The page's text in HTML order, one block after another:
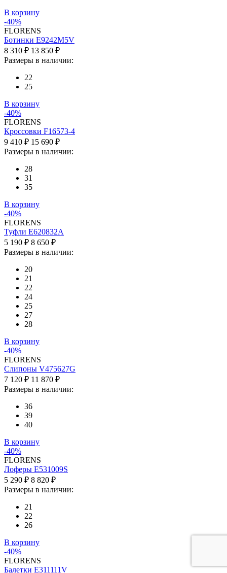
В корзину
-40%
FLORENS
Ботинки E9242M5V
8 310 ₽ 13 850 ₽
Размеры в наличии:
22
25
В корзину
-40%
FLORENS
Кроссовки F16573-4
9 410 ₽ 15 690 ₽
Размеры в наличии:
28
31
35
В корзину
-40%
FLORENS
Туфли E620832A
5 190 ₽ 8 650 ₽
Размеры в наличии:
20
21
22
24
25
27
28
В корзину
-40%
FLORENS
Слипоны V475627G
7 120 ₽ 11 870 ₽
Размеры в наличии:
36
39
40
В корзину
-40%
FLORENS
Лоферы E531009S
5 290 ₽ 8 820 ₽
Размеры в наличии:
21
22
26
В корзину
-40%
FLORENS
Балетки E311111V